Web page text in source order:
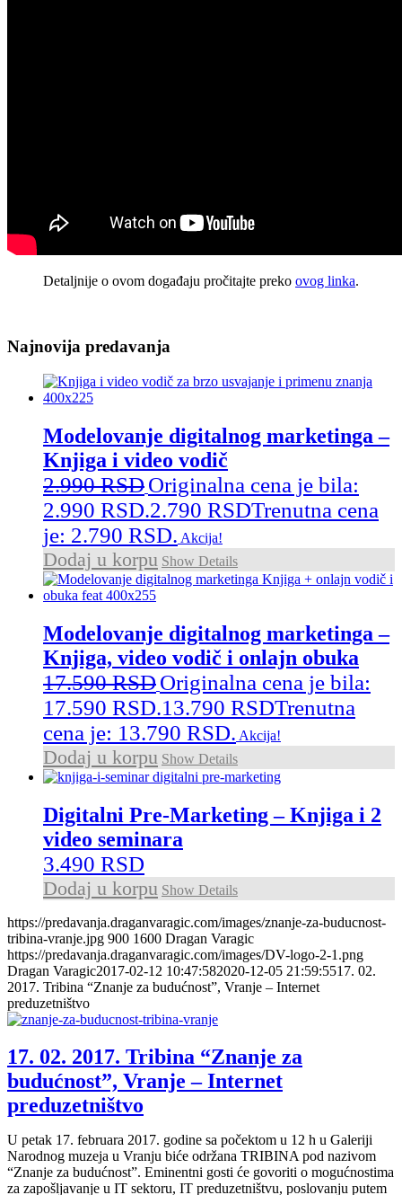
Detaljnije o ovom događaju pročitajte preko ovog linka.
Najnovija predavanja
Modelovanje digitalnog marketinga –
Knjiga i video vodič
2.990RSDOriginalna cena je bila:
2.990 RSD.2.790 RSDTrenutna cena
je: 2.790 RSD. Akcija!
Dodaj u korpu Show Details
Modelovanje digitalnog marketinga –
Knjiga, video vodič i onlajn obuka
17.590RSDOriginalna cena je bila:
17.590 RSD.13.790 RSDTrenutna
cena je: 13.790 RSD. Akcija!
Dodaj u korpu Show Details
Digitalni Pre-Marketing – Knjiga i 2
video seminara
3.490 RSD
Dodaj u korpu Show Details
https://predavanja.draganvaragic.com/images/znanje-za-buducnost-
tribina-vranje.jpg 900 1600 Dragan Varagic
https://predavanja.draganvaragic.com/images/DV-logo-2-1.png
Dragan Varagic2017-02-12 10:47:582020-12-05 21:59:5517. 02.
2017. Tribina “Znanje za budućnost”, Vranje – Internet
preduzetništvo
17. 02. 2017. Tribina “Znanje za
budućnost”, Vranje – Internet
preduzetništvo
U petak 17. februara 2017. godine sa počektom u 12 h u Galeriji
Narodnog muzeja u Vranju biće održana TRIBINA pod nazivom
“Znanje za budućnost”. Eminentni gosti će govoriti o mogućnostima
za zapošljavanje u IT sektoru, IT preduzetništvu, poslovanju putem